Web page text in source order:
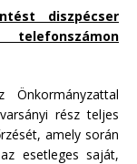
diszpécser
telefonszámon
Önkormányzattal
rész teljes
amely során
esetleges saját,